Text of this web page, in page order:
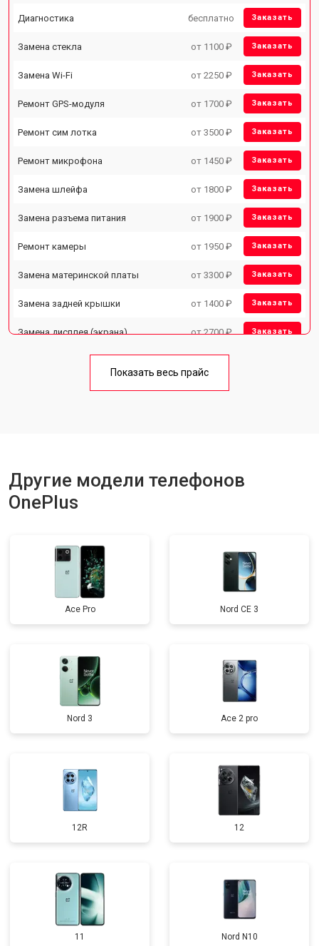
Диагностика бесплатно Заказать
Замена стекла от 1100 ₽ Заказать
Замена Wi-Fi от 2250 ₽ Заказать
Ремонт GPS-модуля от 1700 ₽ Заказать
Ремонт сим лотка от 3500 ₽ Заказать
Ремонт микрофона от 1450 ₽ Заказать
Замена шлейфа от 1800 ₽ Заказать
Замена разъема питания от 1900 ₽ Заказать
Ремонт камеры от 1950 ₽ Заказать
Замена материнской платы от 3300 ₽ Заказать
Замена задней крышки от 1400 ₽ Заказать
Замена дисплея (экрана) от 2700 ₽ Заказать
Ремонт цепи питания от 3200 ₽
Показать весь прайс
Другие модели телефонов
OnePlus
Ace Pro Nord CE 3
Nord 3 Ace 2 pro
12R 12
11 Nord N10